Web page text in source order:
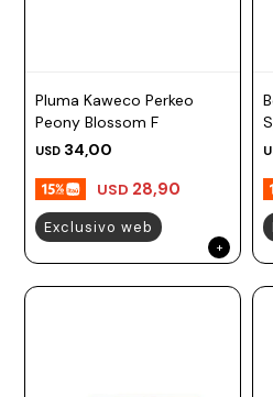
Pluma Kaweco Perkeo
Peony Blossom F
USD 34,00
USD 28,90
Exclusivo web